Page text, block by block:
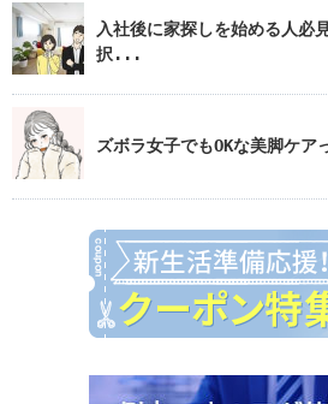
入社後に家探しを始める人必
択...
ズボラ女子でもOKな美脚ケア